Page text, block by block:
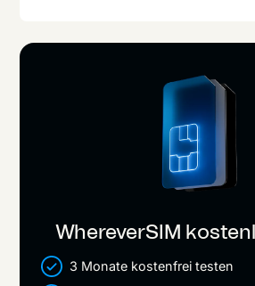
WhereverSIM
3 Monate kostenfrei testen